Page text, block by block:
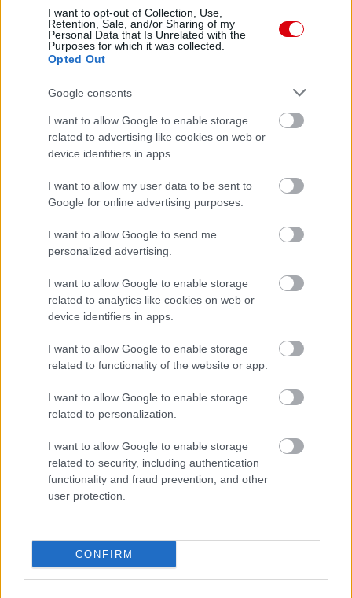
I want to opt-out of Collection, Use,
Retention, Sale, and/or Sharing of my
Personal Data that Is Unrelated with the
Purposes for which it was collected.
Opted Out
Google consents
I want to allow Google to enable storage
related to advertising like cookies on web or
device identifiers in apps.
I want to allow my user data to be sent to
Google for online advertising purposes.
I want to allow Google to send me
personalized advertising.
I want to allow Google to enable storage
related to analytics like cookies on web or
device identifiers in apps.
I want to allow Google to enable storage
related to functionality of the website or app.
I want to allow Google to enable storage
related to personalization.
I want to allow Google to enable storage
related to security, including authentication
functionality and fraud prevention, and other
user protection.
CONFIRM
Nagyon nagy reményeket táplálok a Keane tesók felé, de
úgy látszik kezd halványodni, hisz a tesónak olyan sérülése
van/volt, ami 6(?) hónap kihagyást vett/vesz igénybe, nem
tudni, hogyan fog muzsikálni legközelebb. Michael viszont
végig tolt egy Championship szezont, fizikálisan fejlõdött
és „állítólag” érettebb lett, de az biztos, hogy jót tett neki
ez az idõszak. Bízom benne, de az eddigi túrán nem
nyújtott meggyõzõ alakítást, mindenesetre én várom, hogy
Moyes számoljon vele vagy adjuk kölcsön egy PL-
csapathoz. ahol folyamatosan játszhat, mert itt lópikulát
nem ér utolsó 5 percekkel.
Szerintem jó az akadémiánk!
kritikákat, sõt akármilyen kritikát szívesen fogadok!